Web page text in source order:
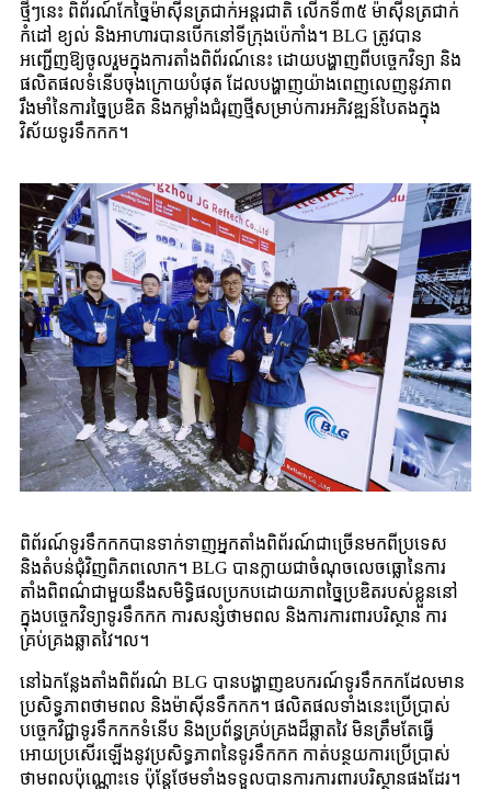
ថ្មីៗនេះ ពិព័រណ៍កែច្នៃម៉ាស៊ីនត្រជាក់អន្តរជាតិ លើកទី៣៥ ម៉ាស៊ីនត្រជាក់
កំដៅ ខ្យល់ និងអាហារបានបើកនៅទីក្រុងប៉េកាំង។ BLG ត្រូវបាន
អញ្ជើញឱ្យចូលរួមក្នុងការតាំងពិព័រណ៍នេះ ដោយបង្ហាញពីបច្ចេកវិទ្យា និង
ផលិតផលទំនើបចុងក្រោយបំផុត ដែលបង្ហាញយ៉ាងពេញលេញនូវភាព
រឹងមាំនៃការច្នៃប្រឌិត និងកម្លាំងជំរុញថ្មីសម្រាប់ការអភិវឌ្ឍន៍បៃតងក្នុង
វិស័យទូរទឹកកក។
ពិព័រណ៍ទូរទឹកកកបានទាក់ទាញអ្នកតាំងពិព័រណ៍ជាច្រើនមកពីប្រទេស
និងតំបន់ជុំវិញពិភពលោក។ BLG បានក្លាយជាចំណុចលេចធ្លោនៃការ
តាំងពិពណ៌ជាមួយនឹងសមិទ្ធិផលប្រកបដោយភាពច្នៃប្រឌិតរបស់ខ្លួននៅ
ក្នុងបច្ចេកវិទ្យាទូរទឹកកក ការសន្សំថាមពល និងការការពារបរិស្ថាន ការ
គ្រប់គ្រងឆ្លាតវៃ។ល។
នៅឯកន្លែងតាំងពិព័រណ៌ BLG បានបង្ហាញឧបករណ៍ទូរទឹកកកដែលមាន
ប្រសិទ្ធភាពថាមពល និងម៉ាស៊ីនទឹកកក។ ផលិតផលទាំងនេះប្រើប្រាស់
បច្ចេកវិជ្ជាទូរទឹកកកទំនើប និងប្រព័ន្ធគ្រប់គ្រងដ៏ឆ្លាតវៃ មិនត្រឹមតែធ្វើ
អោយប្រសើរឡើងនូវប្រសិទ្ធភាពនៃទូរទឹកកក កាត់បន្ថយការប្រើប្រាស់
ថាមពលប៉ុណ្ណោះទេ ប៉ុន្តែថែមទាំងទទួលបានការការពារបរិស្ថានផងដែរ។